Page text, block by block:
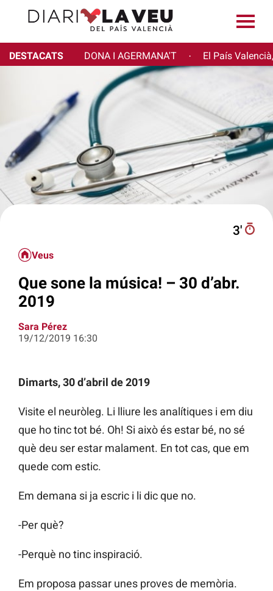
DESTACATS DONA I AGERMANA'T · El País
3′
Veus
Que sone la música! – 30 d’abr.
2019
Sara Pérez
19/12/2019 16:30
Dimarts, 30 d’abril de 2019
Visite el neuròleg. Li lliure les analítiques i em diu
que ho tinc tot bé. Oh! Si això és estar bé, no sé
què deu ser estar malament. En tot cas, que em
quede com estic.
Em demana si ja escric i li dic que no.
-Per què?
-Perquè no tinc inspiració.
Em proposa passar unes proves de memòria.